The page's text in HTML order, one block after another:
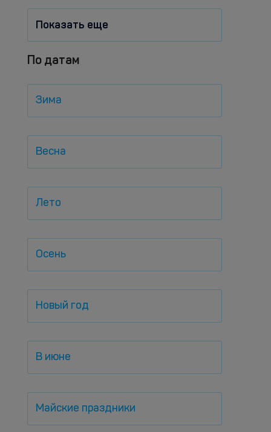
Показать еще
По датам
Зима
Весна
Лето
Осень
Новый год
В июне
Майские праздники